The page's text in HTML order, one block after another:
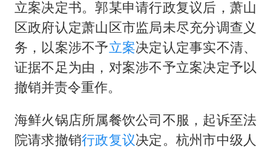
立案决定书。郭某申请行政复议后，萧山
区政府认定萧山区市监局未尽充分调查义
务，以案涉不予立案决定认定事实不清、
证据不足为由，对案涉不予立案决定予以
撤销并责令重作。
海鲜火锅店所属餐饮公司不服，起诉至法
院请求撤销行政复议决定。杭州市中级人